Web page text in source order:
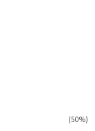
(50%)